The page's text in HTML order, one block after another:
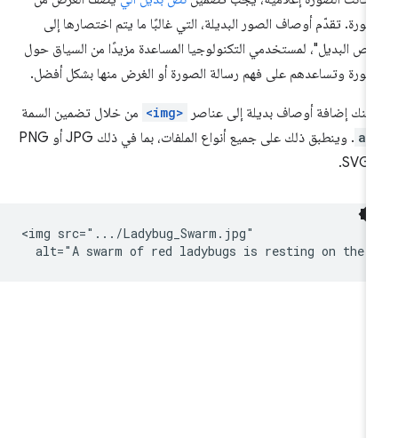
تقدّم أوصاف الصور البديلة، التي غالبًا ما يتم اختصارها إلى
البديل"، لمستخدمي التكنولوجيا المساعدة مزيدًا من السياق حول
وتساعدهم على فهم رسالة الصورة أو الغرض منها بشكل أفضل.
إضافة أوصاف بديلة إلى عناصر <img> من خلال تضمين السمة
. وينطبق ذلك على جميع أنواع الملفات، بما في ذلك JPG أو PNG
<img src=".../Ladybug_Swarm.jpg"